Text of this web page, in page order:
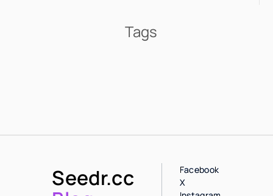
Tags
Seedr.cc
Facebook
X